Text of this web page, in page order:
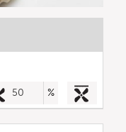
50 %